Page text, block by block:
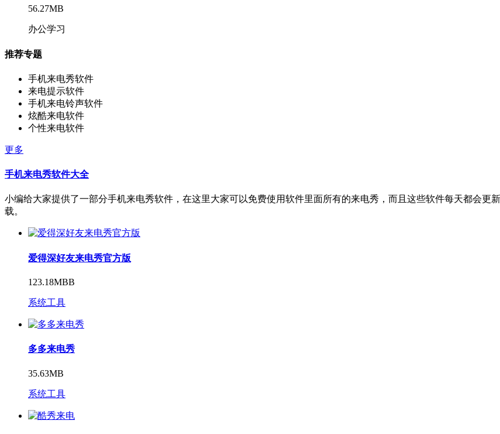
56.27MB
办公学习
推荐专题
手机来电秀软件
来电提示软件
手机来电铃声软件
炫酷来电软件
个性来电软件
更多
手机来电秀软件大全
小编给大家提供了一部分手机来电秀软件，在这里大家可以免费使用软件里面所有的来电秀，而且这些软件每天都会更
载。
爱得深好友来电秀官方版
123.18MBB
系统工具
多多来电秀
35.63MB
系统工具